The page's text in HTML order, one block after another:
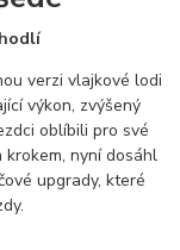
verzi vlajkové lodi
výkon, zvýšený
oblíbili pro své
krokem, nyní dosáhl
upgrady, které